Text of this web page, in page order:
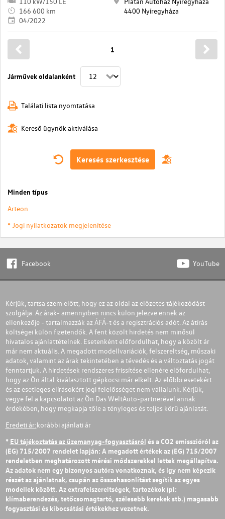
166 600 km
04/2022
4400 Nyíregyháza
Járművek oldalanként
1
Találati lista nyomtatása
Kereső ügynök aktiválása
Keresés szerkesztése
Minden típus
Arteon
* Jogi nyilatkozatok megjelenítése
Facebook YouTube
Kérjük, tartsa szem előtt, hogy ez az oldal az előzetes tájékozódást
szolgálja. Az árak- amennyiben nincs külön jelezve ennek az
ellenkezője - tartalmazzák az ÁFÁ-t és a regisztrációs adót. Az átírás
költségei külön fizetendők. A fent közölt hirdetés nem minősül
hivatalos ajánlattételnek. Esetenként előfordulhat, hogy a közölt ár
már nem aktuális. A megadott modellvariációk, felszereltség, műszaki
adatok, valamint az árak tekintetében a tévedés és a változtatás jogát
fenntartjuk. A hirdetések rendszeres frissítése ellenére előfordulhat,
hogy az Ön által kiválasztott gépkocsi már elkelt. Az előbbi esetekért
és az esetleges elírásokért jogi felelősséget nem vállalunk. Kérjük,
vegye fel a kapcsolatot az Ön Das WeltAuto-partnerével annak
érdekében, hogy megkapja tőle a tényleges és teljes körű ajánlatát.
Eredeti ár:korábbi ajánlati ár
* EU tájékoztatás az üzemanyag-fogyasztásról és a CO2 emisszióról az
(EG) 715/2007 rendelet lapján: A megadott értékek az (EG) 715/2007
rendeletben meghatározott mérési módszerekkel lettek megállapítva.
Az adatok nem egy bizonyos autóra vonatkoznak, és így nem képezik
részét az ajánlatnak, csupán az összehasonlítást segítik az egyes
modellek között. Az extrafelszereltségek, tartozékok (pl:
klímaberendezés, tetőcsomagtartó, szélesebb kerekek stb.) magasabb
fogyasztási és kibocsátási értékekhez vezetnek.